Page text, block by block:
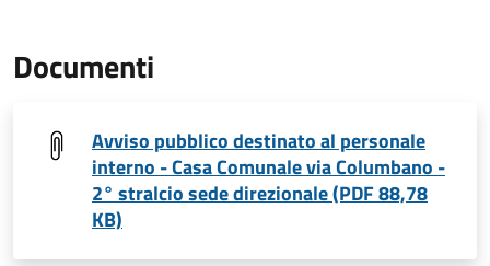
Documenti
Avviso pubblico destinato al personale
interno - Casa Comunale via Columbano -
2° stralcio sede direzionale (PDF 88,78
KB)